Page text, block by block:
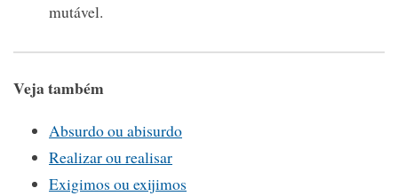
mutável.
Veja também
Absurdo ou abisurdo
Realizar ou realisar
Exigimos ou exijimos